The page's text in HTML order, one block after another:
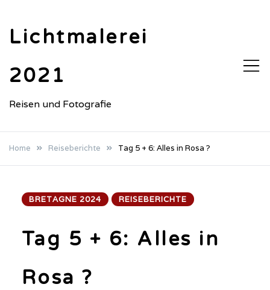
content
Lichtmalerei
2021
Reisen und Fotografie
Home Reiseberichte Tag 5 + 6: Alles in Rosa ?
BRETAGNE 2024 REISEBERICHTE
Tag 5 + 6: Alles in
Rosa ?